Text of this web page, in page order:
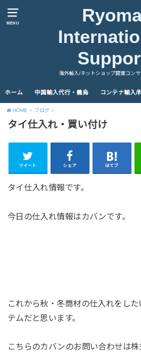
MENU
海外輸入/ネットショップ開業コン
ホーム 中国輸入代行・義烏 コンテナ輸入/
HOME ブログ
タイ仕入れ・買い付け
ツイート シェア はてブ
タイ仕入れ情報です。
今日の仕入れ情報はカバンです。
これから秋・冬商材の仕入れをし
テムだと思います。
こちらのカバンのお問い合わせは株